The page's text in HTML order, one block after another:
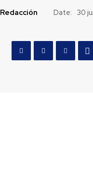
Redacción Date: 30